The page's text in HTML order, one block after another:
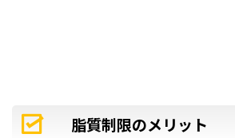
脂質制限のメリット